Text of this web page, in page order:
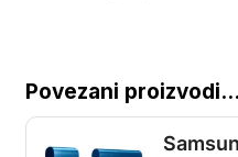
Povezani proizvodi...